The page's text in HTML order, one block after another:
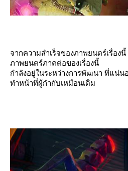
จากความสำเร็จของภาพยนตร์เรื่อง
ภาพยนตร์ภาคต่อของเรื่องนี้
กำลังอยู่ในระหว่างการพัฒนา ที่แน่น
ทำหน้าที่ผู้กำกับเหมือนเดิม